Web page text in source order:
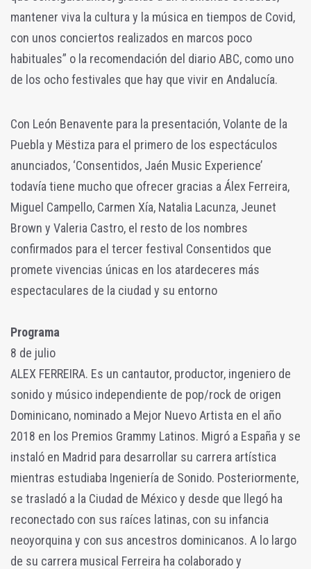
mantener viva la cultura y la música en tiempos de Covid,
con unos conciertos realizados en marcos poco
habituales” o la recomendación del diario ABC, como uno
de los ocho festivales que hay que vivir en Andalucía.
Con León Benavente para la presentación, Volante de la
Puebla y Mëstiza para el primero de los espectáculos
anunciados, ‘Consentidos, Jaén Music Experience’
todavía tiene mucho que ofrecer gracias a Álex Ferreira,
Miguel Campello, Carmen Xía, Natalia Lacunza, Jeunet
Brown y Valeria Castro, el resto de los nombres
confirmados para el tercer festival Consentidos que
promete vivencias únicas en los atardeceres más
espectaculares de la ciudad y su entorno
Programa
8 de julio
ALEX FERREIRA. Es un cantautor, productor, ingeniero de
sonido y músico independiente de pop/rock de origen
Dominicano, nominado a Mejor Nuevo Artista en el año
2018 en los Premios Grammy Latinos. Migró a España y se
instaló en Madrid para desarrollar su carrera artística
mientras estudiaba Ingeniería de Sonido. Posteriormente,
se trasladó a la Ciudad de México y desde que llegó ha
reconectado con sus raíces latinas, con su infancia
neoyorquina y con sus ancestros dominicanos. A lo largo
de su carrera musical Ferreira ha colaborado y